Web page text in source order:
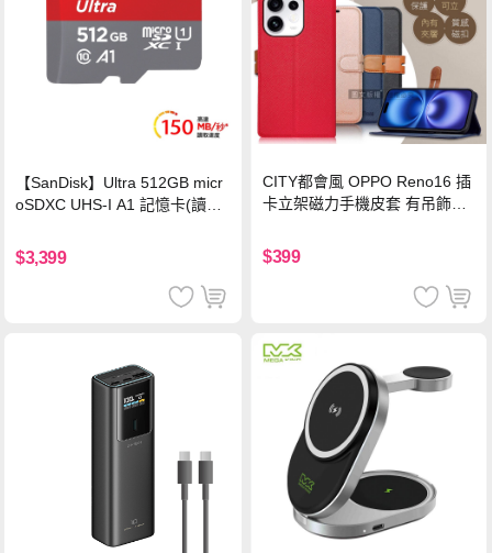
【SanDisk】Ultra 512GB micr
oSDXC UHS-I A1 記憶卡(讀取
$3,399
CITY都會風 OPPO Reno16 插
卡立架磁力手機皮套 有吊飾孔
$399